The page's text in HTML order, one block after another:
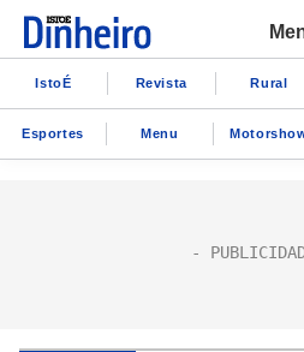
IstoÉ Revista Rural
Esportes Menu